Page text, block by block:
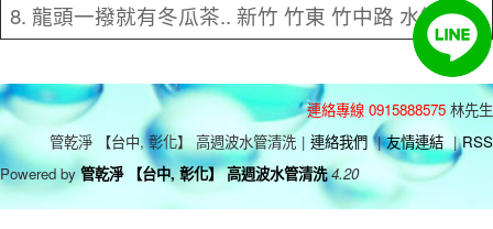
8. 龍頭一撥就有冬瓜茶.. 新竹 竹東 竹中路 水管清洗
連絡專線 0915888575 林先生
管乾淨 【台中, 彰化】 高週波水管清洗 | 連絡我們 | 友情連結 | RSS
Powered by 管乾淨 【台中, 彰化】 高週波水管清洗 4.20